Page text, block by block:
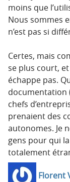
moins que
Nous sommes
n’est pas si
Certes, mais
se plus court,
échappe pas.
documentation
chefs
prenaient des
autonomes. Je
gens pour qui
totalement
Florent